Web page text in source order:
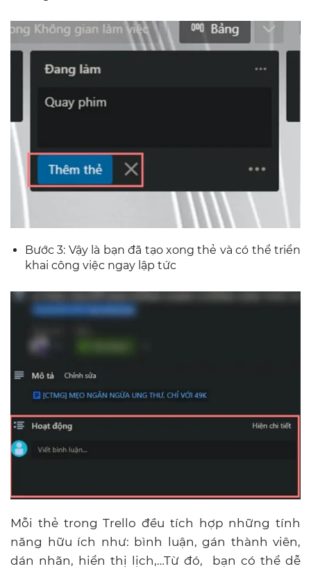
Bước 3: Vậy là bạn đã tạo xong thẻ và có thể triển
khai công việc ngay lập tức
Mỗi thẻ trong Trello đều tích hợp những tính
năng hữu ích như: bình luận, gán thành viên,
dán nhãn, hiển thị lịch,…Từ đó, bạn có thể dễ